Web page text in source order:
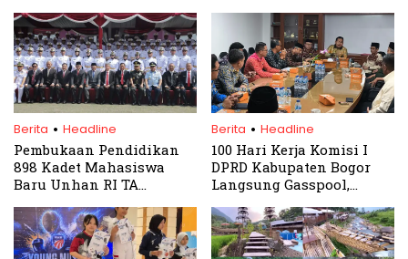
Berita . Headline
Pembukaan Pendidikan
898 Kadet Mahasiswa
Baru Unhan RI TA
Wamenhan M. Herindra
Berita . Headline
100 Hari Kerja Komisi I
DPRD Kabupaten Bogor
Langsung Gasspool,
Fasum yang Terlantar